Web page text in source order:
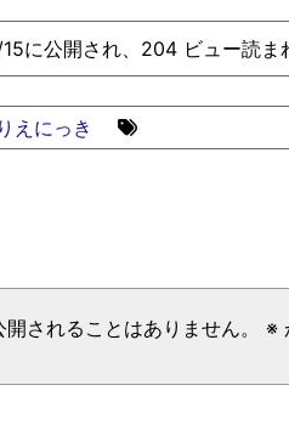
に公開され、204 ビュー読ま
りえにっき
されることはありません。 ※